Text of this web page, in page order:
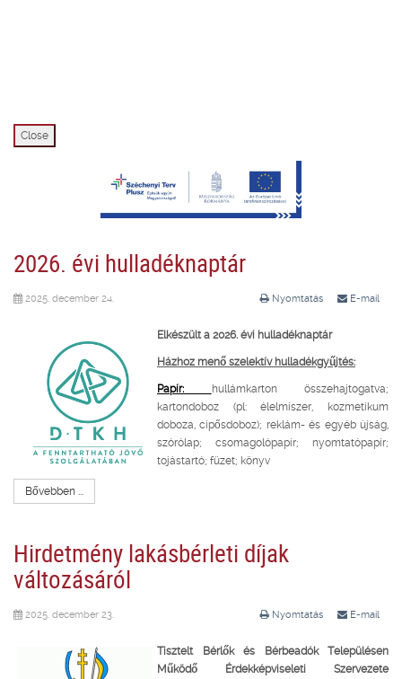
Close
2026. évi hulladéknaptár
Nyomtatás E-mail
2025. december 24.
Elkészült a 2026. évi hulladéknaptár
Házhoz menő szelektív hulladékgyűjtés:
Papír:
hullámkarton összehajtogatva;
kartondoboz (pl: élelmiszer, kozmetikum
doboza, cipősdoboz); reklám- és egyéb újság,
szórólap; csomagolópapír; nyomtatópapír;
tojástartó; füzet; könyv
Bővebben ...
Hirdetmény lakásbérleti díjak
változásáról
Nyomtatás E-mail
2025. december 23.
Tisztelt Bérlők és Bérbeadók Településen
Működő Érdekképviseleti Szervezete